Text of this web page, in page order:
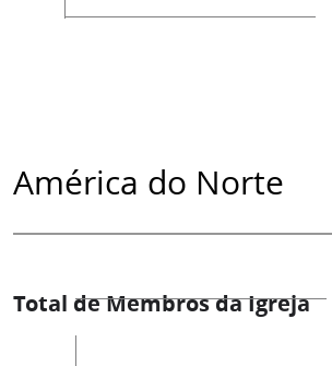
América do Norte
Total de Membros da Igreja